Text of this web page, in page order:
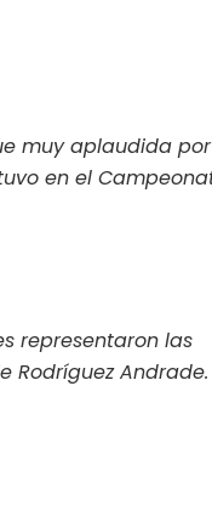
muy aplaudida por
en el
representaron las
Rodríguez Andrade.